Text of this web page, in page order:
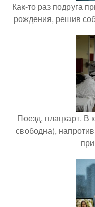
Как-то раз подруга
рождения, решив
Поезд, плацкарт. В
свободна),